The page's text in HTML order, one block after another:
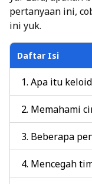
pertanyaan ini,
ini yuk.
Daftar Isi
Apa itu
Memahami
Beberapa
Mencegah